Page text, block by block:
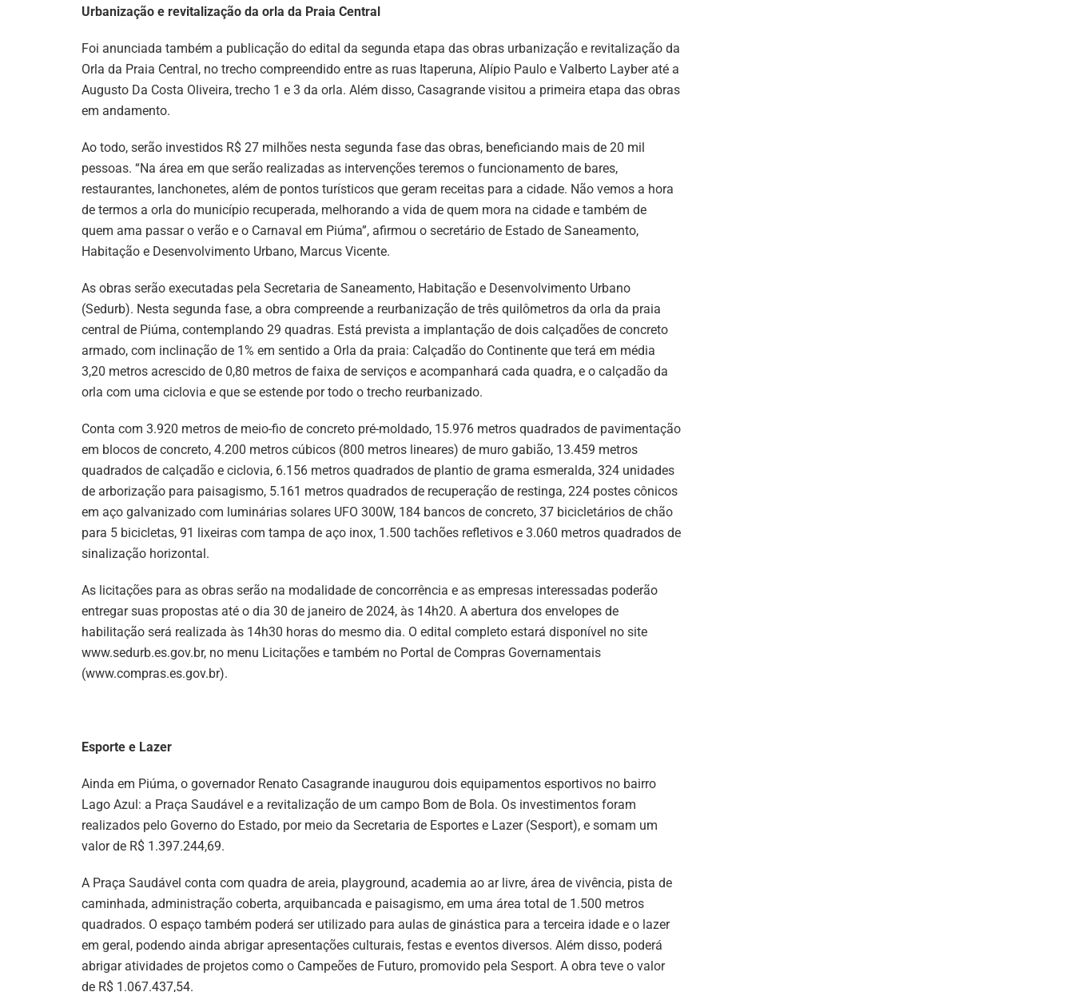
Urbanização e revitalização da orla da Praia Central
Foi anunciada também a publicação do edital da segunda etapa das obras urbanização e revitalização da
Orla da Praia Central, no trecho compreendido entre as ruas Itaperuna, Alípio Paulo e Valberto Layber até a
Augusto Da Costa Oliveira, trecho 1 e 3 da orla. Além disso, Casagrande visitou a primeira etapa das obras
em andamento.
Ao todo, serão investidos R$ 27 milhões nesta segunda fase das obras, beneficiando mais de 20 mil
pessoas. “Na área em que serão realizadas as intervenções teremos o funcionamento de bares,
restaurantes, lanchonetes, além de pontos turísticos que geram receitas para a cidade. Não vemos a hora
de termos a orla do município recuperada, melhorando a vida de quem mora na cidade e também de
quem ama passar o verão e o Carnaval em Piúma”, afirmou o secretário de Estado de Saneamento,
Habitação e Desenvolvimento Urbano, Marcus Vicente.
As obras serão executadas pela Secretaria de Saneamento, Habitação e Desenvolvimento Urbano
(Sedurb). Nesta segunda fase, a obra compreende a reurbanização de três quilômetros da orla da praia
central de Piúma, contemplando 29 quadras. Está prevista a implantação de dois calçadões de concreto
armado, com inclinação de 1% em sentido a Orla da praia: Calçadão do Continente que terá em média
3,20 metros acrescido de 0,80 metros de faixa de serviços e acompanhará cada quadra, e o calçadão da
orla com uma ciclovia e que se estende por todo o trecho reurbanizado.
Conta com 3.920 metros de meio-fio de concreto pré-moldado, 15.976 metros quadrados de pavimentação
em blocos de concreto, 4.200 metros cúbicos (800 metros lineares) de muro gabião, 13.459 metros
quadrados de calçadão e ciclovia, 6.156 metros quadrados de plantio de grama esmeralda, 324 unidades
de arborização para paisagismo, 5.161 metros quadrados de recuperação de restinga, 224 postes cônicos
em aço galvanizado com luminárias solares UFO 300W, 184 bancos de concreto, 37 bicicletários de chão
para 5 bicicletas, 91 lixeiras com tampa de aço inox, 1.500 tachões refletivos e 3.060 metros quadrados de
sinalização horizontal.
As licitações para as obras serão na modalidade de concorrência e as empresas interessadas poderão
entregar suas propostas até o dia 30 de janeiro de 2024, às 14h20. A abertura dos envelopes de
habilitação será realizada às 14h30 horas do mesmo dia. O edital completo estará disponível no site
www.sedurb.es.gov.br, no menu Licitações e também no Portal de Compras Governamentais
(www.compras.es.gov.br).
Esporte e Lazer
Ainda em Piúma, o governador Renato Casagrande inaugurou dois equipamentos esportivos no bairro
Lago Azul: a Praça Saudável e a revitalização de um campo Bom de Bola. Os investimentos foram
realizados pelo Governo do Estado, por meio da Secretaria de Esportes e Lazer (Sesport), e somam um
valor de R$ 1.397.244,69.
A Praça Saudável conta com quadra de areia, playground, academia ao ar livre, área de vivência, pista de
caminhada, administração coberta, arquibancada e paisagismo, em uma área total de 1.500 metros
quadrados. O espaço também poderá ser utilizado para aulas de ginástica para a terceira idade e o lazer
em geral, podendo ainda abrigar apresentações culturais, festas e eventos diversos. Além disso, poderá
abrigar atividades de projetos como o Campeões de Futuro, promovido pela Sesport. A obra teve o valor
de R$ 1.067.437,54.